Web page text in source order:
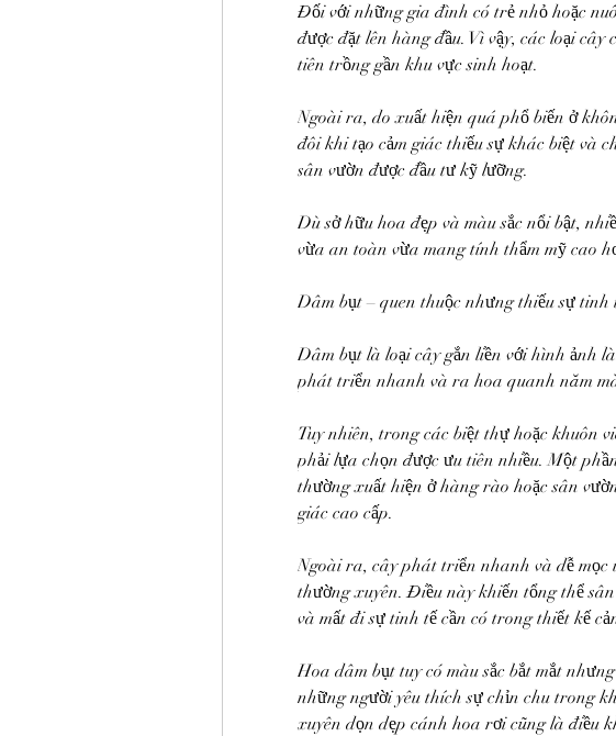
Đối với những gia đình có trẻ nhỏ hoặc
được đặt lên hàng đầu. Vì vậy, các loại
tiên trồng gần khu vực sinh hoạt.
Ngoài ra, do xuất hiện quá phổ biến ở
đôi khi tạo cảm giác thiếu sự khác biệt và
sân vườn được đầu tư kỹ lưỡng.
Dù sở hữu hoa đẹp và màu sắc nổi bật,
vừa an toàn vừa mang tính thẩm mỹ cao
Dâm bụt – quen thuộc nhưng thiếu sự
Dâm bụt là loại cây gắn liền với hình ảnh
phát triển nhanh và ra hoa quanh năm
Tuy nhiên, trong các biệt thự hoặc khuôn
phải lựa chọn được ưu tiên nhiều. Một
thường xuất hiện ở hàng rào hoặc sân
giác cao cấp.
Ngoài ra, cây phát triển nhanh và dễ mọc
thường xuyên. Điều này khiến tổng thể
và mất đi sự tinh tế cần có trong thiết kế
Hoa dâm bụt tuy có màu sắc bắt mắt
những người yêu thích sự chỉn chu trong
xuyên dọn dẹp cánh hoa rơi cũng là điều